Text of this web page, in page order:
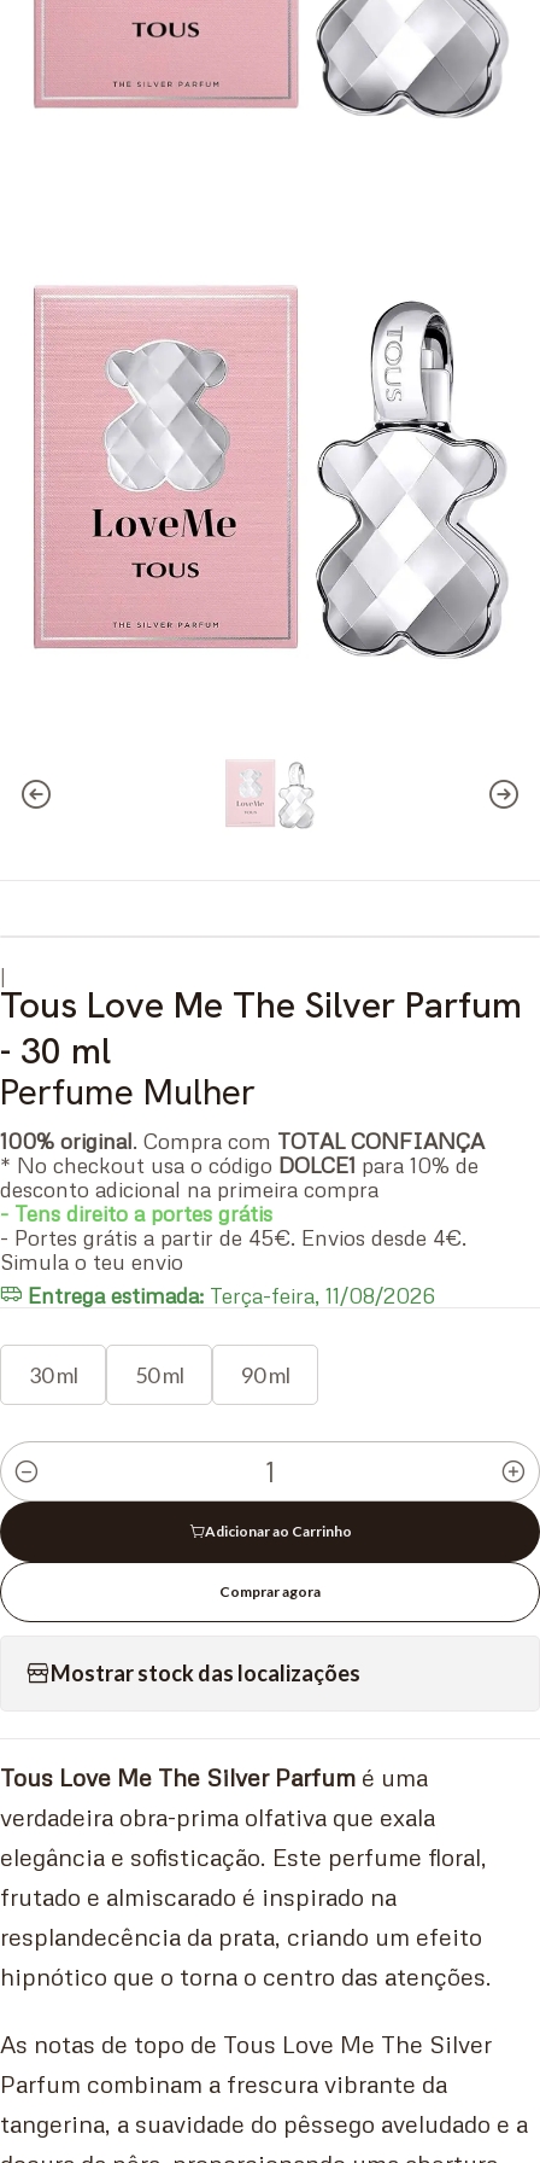
|
Tous Love Me The Silver Parfum
- 30 ml
Perfume Mulher
100% original. Compra com TOTAL CONFIANÇA
* No checkout usa o código DOLCE1 para 10% de
desconto adicional na primeira compra
- Tens direito a portes grátis
- Portes grátis a partir de 45€. Envios desde 4€.
Simula o teu envio
Entrega estimada: Terça-feira, 11/08/2026
30 ml 50 ml 90 ml
Quantidade
Adicionar ao Carrinho
Comprar agora
Mostrar stock das localizações
Tous Love Me The Silver Parfum é uma
verdadeira obra-prima olfativa que exala
elegância e sofisticação. Este perfume floral,
frutado e almiscarado é inspirado na
resplandecência da prata, criando um efeito
hipnótico que o torna o centro das atenções.
As notas de topo de Tous Love Me The Silver
Parfum combinam a frescura vibrante da
tangerina, a suavidade do pêssego aveludado e a